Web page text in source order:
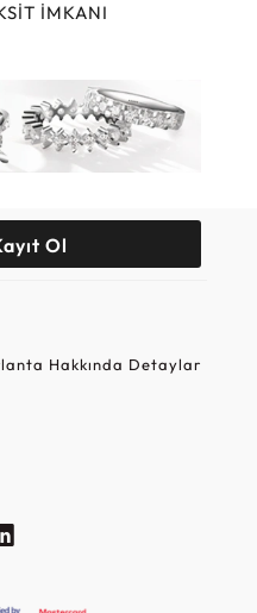
İMKANI
Ol
Hakkında Detaylar